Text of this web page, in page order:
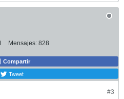
Mensajes: 828
Compartir
Tweet
#3